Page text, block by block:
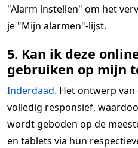
"Alarm instellen" om het
je "Mijn alarmen"-lijst.
5. Kan ik deze
gebruiken op mijn
Inderdaad. Het ontwerp
volledig responsief,
wordt geboden op de
en tablets via hun